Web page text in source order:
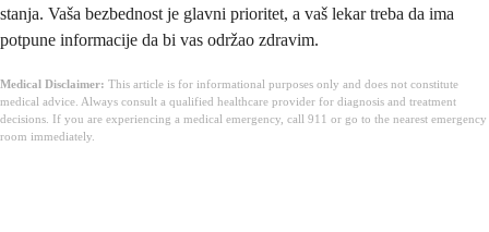
stanja. Vaša bezbednost je glavni prioritet, a vaš lekar treba da ima
potpune informacije da bi vas održao zdravim.
Medical Disclaimer: This article is for informational purposes only and does not constitute
medical advice. Always consult a qualified healthcare provider for diagnosis and treatment
decisions. If you are experiencing a medical emergency, call 911 or go to the nearest emergency
room immediately.